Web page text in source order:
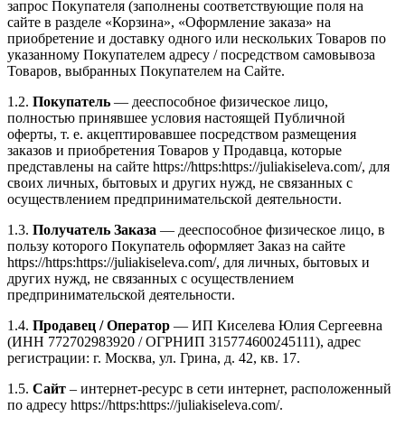
запрос Покупателя (заполнены соответствующие поля на
сайте в разделе «Корзина», «Оформление заказа» на
приобретение и доставку одного или нескольких Товаров по
указанному Покупателем адресу / посредством самовывоза
Товаров, выбранных Покупателем на Сайте.
1.2. Покупатель — дееспособное физическое лицо,
полностью принявшее условия настоящей Публичной
оферты, т. е. акцептировавшее посредством размещения
заказов и приобретения Товаров у Продавца, которые
представлены на сайте https://https:https://juliakiseleva.com/, для
своих личных, бытовых и других нужд, не связанных с
осуществлением предпринимательской деятельности.
1.3. Получатель Заказа — дееспособное физическое лицо, в
пользу которого Покупатель оформляет Заказ на сайте
https://https:https://juliakiseleva.com/, для личных, бытовых и
других нужд, не связанных с осуществлением
предпринимательской деятельности.
1.4. Продавец / Оператор — ИП Киселева Юлия Сергеевна
(ИНН 772702983920 / ОГРНИП 315774600245111), адрес
регистрации: г. Москва, ул. Грина, д. 42, кв. 17.
1.5. Сайт – интернет-ресурс в сети интернет, расположенный
по адресу https://https:https://juliakiseleva.com/.